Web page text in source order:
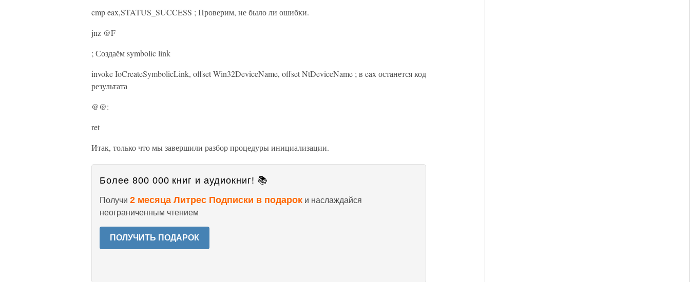
cmp eax,STATUS_SUCCESS ; Проверим, не было ли ошибки.
jnz @F
; Создаём symbolic link
invoke IoCreateSymbolicLink, offset Win32DeviceName, offset NtDeviceName ; в eax останется код
результата
@@:
ret
Итак, только что мы завершили разбор процедуры инициализации.
Более 800 000 книг и аудиокниг! 📚
Получи 2 месяца Литрес Подписки в подарок и наслаждайся
неограниченным чтением
ПОЛУЧИТЬ ПОДАРОК